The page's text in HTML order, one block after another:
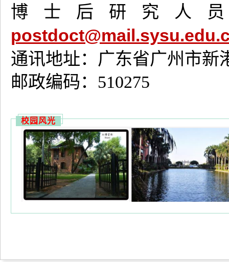
博士后研究人员
通讯地址：广东省广州市新
邮政编码：510275
校园风光